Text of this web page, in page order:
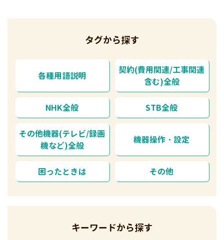
タグから探す
各種用語説明
契約(費用関連/工事関連
含む)全般
NHK全般 STB全般
その他機器(テレビ/録画
機など)全般
機器操作・設定
困ったときは その他
キーワードから探す